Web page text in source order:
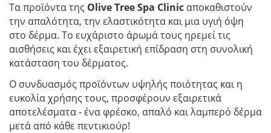
Τα προϊόντα της Olive Tree Spa Clinic αποκαθιστούν
την απαλότητα, την ελαστικότητα και μια υγιή όψη
στο δέρμα. Το ευχάριστο άρωμά τους ηρεμεί τις
αισθήσεις και έχει εξαιρετική επίδραση στη συνολική
κατάσταση του δέρματος.
Ο συνδυασμός προϊόντων υψηλής ποιότητας και η
ευκολία χρήσης τους, προσφέρουν εξαιρετικά
αποτελέσματα - ένα φρέσκο, απαλό και λαμπερό δέρμα
μετά από κάθε πεντικιούρ!